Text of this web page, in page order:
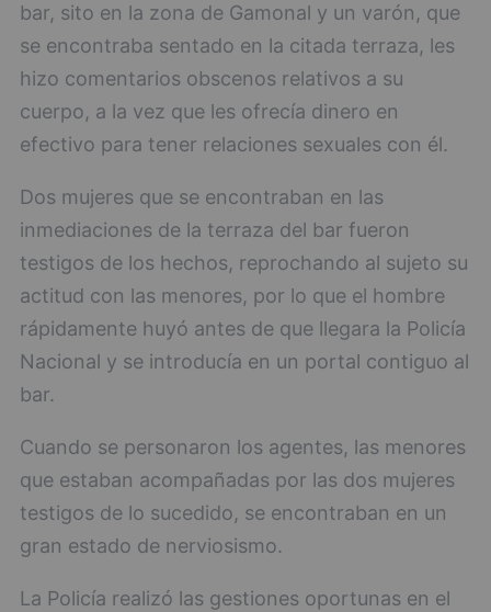
bar, sito en la zona de Gamonal y un varón, que
se encontraba sentado en la citada terraza, les
hizo comentarios obscenos relativos a su
cuerpo, a la vez que les ofrecía dinero en
efectivo para tener relaciones sexuales con él.
Dos mujeres que se encontraban en las
inmediaciones de la terraza del bar fueron
testigos de los hechos, reprochando al sujeto su
actitud con las menores, por lo que el hombre
rápidamente huyó antes de que llegara la Policía
Nacional y se introducía en un portal contiguo al
bar.
Cuando se personaron los agentes, las menores
que estaban acompañadas por las dos mujeres
testigos de lo sucedido, se encontraban en un
gran estado de nerviosismo.
La Policía realizó las gestiones oportunas en el